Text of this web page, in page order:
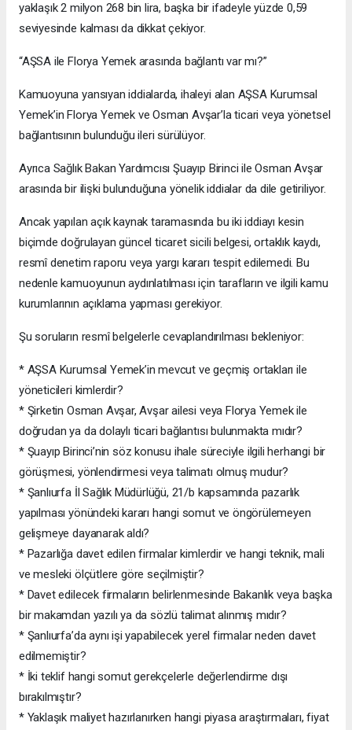
yaklaşık 2 milyon 268 bin lira, başka bir ifadeyle yüzde 0,59
seviyesinde kalması da dikkat çekiyor.
“AŞSA ile Florya Yemek arasında bağlantı var mı?”
Kamuoyuna yansıyan iddialarda, ihaleyi alan AŞSA Kurumsal
Yemek’in Florya Yemek ve Osman Avşar’la ticari veya yönetsel
bağlantısının bulunduğu ileri sürülüyor.
Ayrıca Sağlık Bakan Yardımcısı Şuayıp Birinci ile Osman Avşar
arasında bir ilişki bulunduğuna yönelik iddialar da dile getiriliyor.
Ancak yapılan açık kaynak taramasında bu iki iddiayı kesin
biçimde doğrulayan güncel ticaret sicili belgesi, ortaklık kaydı,
resmî denetim raporu veya yargı kararı tespit edilemedi. Bu
nedenle kamuoyunun aydınlatılması için tarafların ve ilgili kamu
kurumlarının açıklama yapması gerekiyor.
Şu soruların resmî belgelerle cevaplandırılması bekleniyor:
* AŞSA Kurumsal Yemek’in mevcut ve geçmiş ortakları ile
yöneticileri kimlerdir?
* Şirketin Osman Avşar, Avşar ailesi veya Florya Yemek ile
doğrudan ya da dolaylı ticari bağlantısı bulunmakta mıdır?
* Şuayıp Birinci’nin söz konusu ihale süreciyle ilgili herhangi bir
görüşmesi, yönlendirmesi veya talimatı olmuş mudur?
* Şanlıurfa İl Sağlık Müdürlüğü, 21/b kapsamında pazarlık
yapılması yönündeki kararı hangi somut ve öngörülemeyen
gelişmeye dayanarak aldı?
* Pazarlığa davet edilen firmalar kimlerdir ve hangi teknik, mali
ve mesleki ölçütlere göre seçilmiştir?
* Davet edilecek firmaların belirlenmesinde Bakanlık veya başka
bir makamdan yazılı ya da sözlü talimat alınmış mıdır?
* Şanlıurfa’da aynı işi yapabilecek yerel firmalar neden davet
edilmemiştir?
* İki teklif hangi somut gerekçelerle değerlendirme dışı
bırakılmıştır?
* Yaklaşık maliyet hazırlanırken hangi piyasa araştırmaları, fiyat